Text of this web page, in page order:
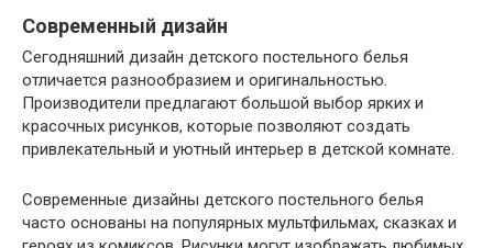
Современный дизайн
Сегодняшний дизайн детского постельного белья
отличается разнообразием и оригинальностью.
Производители предлагают большой выбор ярких и
красочных рисунков, которые позволяют создать
привлекательный и уютный интерьер в детской комнате.
Современные дизайны детского постельного белья
часто основаны на популярных мультфильмах, сказках и